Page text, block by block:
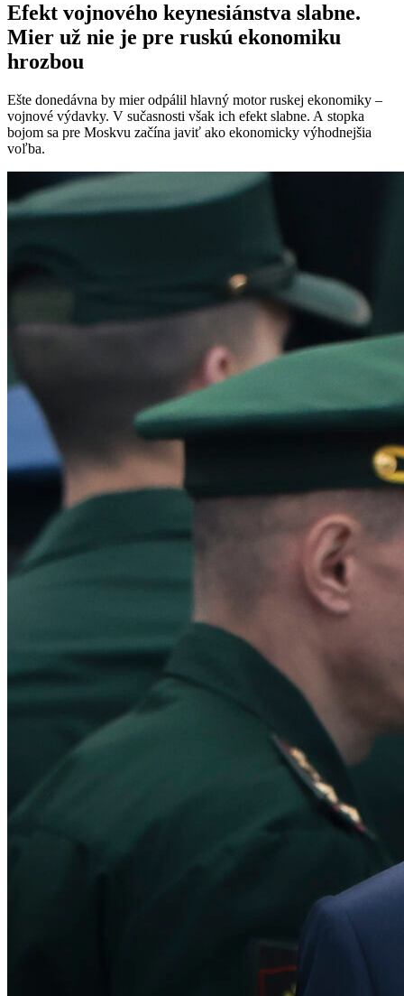
Efekt vojnového keynesiánstva slabne.
Mier už nie je pre ruskú ekonomiku
hrozbou
Ešte donedávna by mier odpálil hlavný motor ruskej ekonomiky –
vojnové výdavky. V sučasnosti však ich efekt slabne. A stopka
bojom sa pre Moskvu začína javiť ako ekonomicky výhodnejšia
voľba.